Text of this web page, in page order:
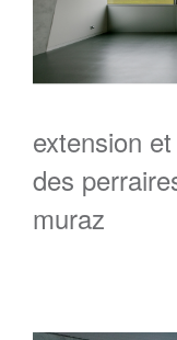
extension
des
muraz